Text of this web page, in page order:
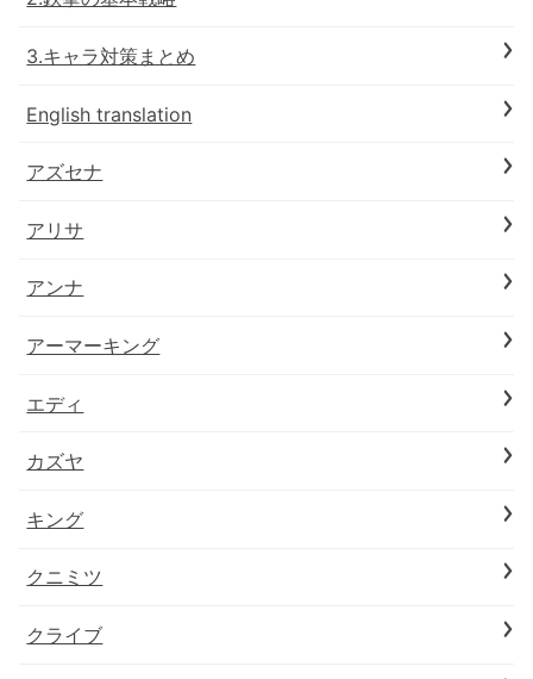
3.キャラ対策まとめ
English translation
アズセナ
アリサ
アンナ
アーマーキング
エディ
カズヤ
キング
クニミツ
クライブ